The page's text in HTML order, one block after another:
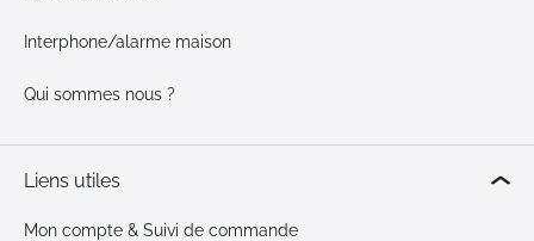
Interphone/alarme maison
Qui sommes nous ?
Liens utiles
Mon compte & Suivi de commande